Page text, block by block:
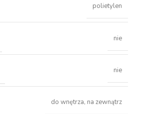
polietylen
nie
nie
do wnętrza, na zewnątrz